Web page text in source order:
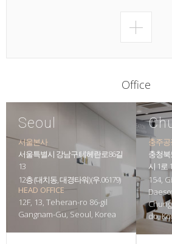
Office
Seoul
서울본사
서울특별시 강남구 테헤란로86길
13
12층 (대치동, 대경타워) (우.06179)
HEAD OFFICE
12F, 13, Teheran-ro 86-gil
Gangnam-Gu, Seoul, Korea
충주
충청
시 1로
154,
do,